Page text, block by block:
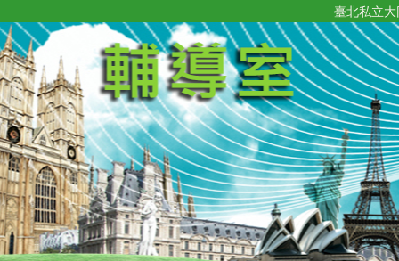
臺北私立